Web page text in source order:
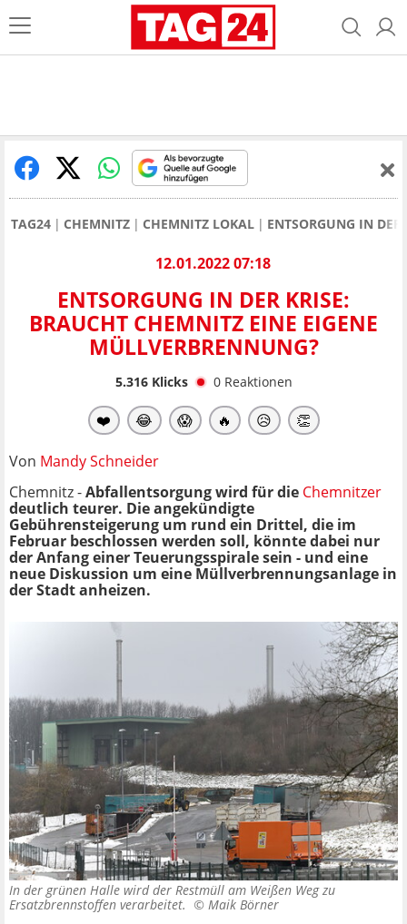
TAG24 CHEMNITZ CHEMNITZ LOKAL ENTSORGUNG IN
12.01.2022 07:18
ENTSORGUNG IN DER KRISE:
BRAUCHT CHEMNITZ EINE EIGENE
MÜLLVERBRENNUNG?
5.316Klicks 0 Reaktionen
❤️ 😂 😱 🔥 😥 👏
Von Mandy Schneider
Chemnitz -Abfallentsorgung wird für die Chemnitzer
deutlich teurer. Die angekündigte
Gebührensteigerung um rund ein Drittel, die im
Februar beschlossen werden soll, könnte dabei nur
der Anfang einer Teuerungsspirale sein - und eine
neue Diskussion um eine Müllverbrennungsanlage in
der Stadt anheizen.
In der grünen Halle wird der Restmüll am Weißen Weg zu
Ersatzbrennstoffen verarbeitet. © Maik Börner